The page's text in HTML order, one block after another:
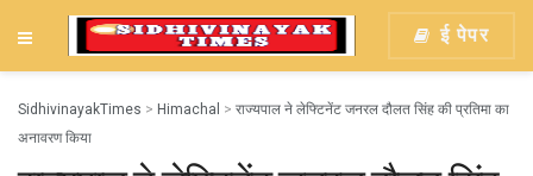
ई पेपर
SidhivinayakTimes > Himachal > राज्यपाल ने लेफ्टिनेंट जनरल दौलत सिंह की प्रतिमा का
अनावरण किया